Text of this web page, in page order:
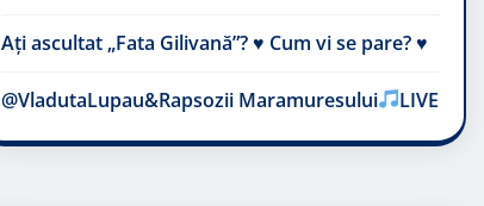
Ați ascultat „Fata Gilivană”? ♥️ Cum vi se pare? ♥️
@VladutaLupau&Rapsozii Maramuresului LIVE